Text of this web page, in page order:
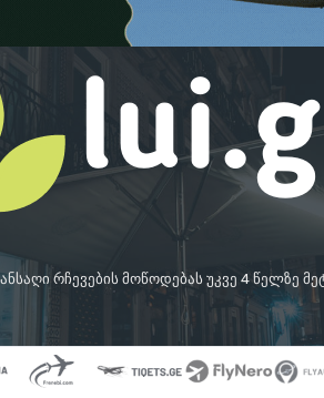
რჩევების მოწოდებას უკვე 4 წელზე